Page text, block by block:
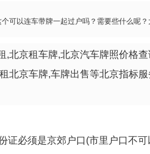
可以连车带牌一起过户吗？需要些什么呢
,北京租车牌,北京汽车牌照价格
北京车牌,车牌出售等北京指标服
证必须是京郊户口(市里户口不